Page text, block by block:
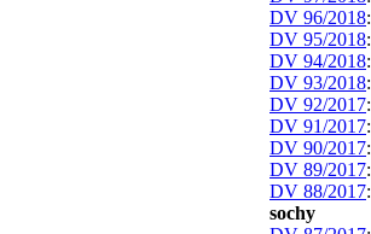
DV 96/2018:
DV 95/2018:
DV 94/2018:
DV 93/2018:
DV 92/2017:
DV 91/2017:
DV 90/2017:
DV 89/2017:
DV 88/2017:
sochy